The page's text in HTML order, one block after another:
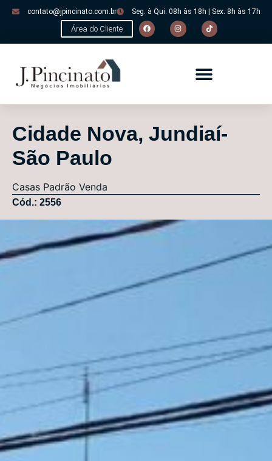
contato@jpincinato.com.br Seg. à Qui. 08h às 18h | Sex. 8h às 17h
Área do Cliente
Cidade Nova, Jundiaí-
São Paulo
Casas Padrão Venda
Cód.: 2556